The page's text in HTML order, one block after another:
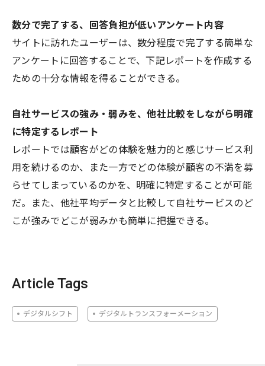
数分で完了する、回答負担が低いアンケート内容
サイトに訪れたユーザーは、数分程度で完了する簡単な
アンケートに回答することで、下記レポートを作成する
ための十分な情報を得ることができる。
自社サービスの強み・弱みを、他社比較をしながら明確
に特定するレポート
レポートでは顧客がどの体験を魅力的と感じサービス利
用を続けるのか、また一方でどの体験が顧客の不満を募
らせてしまっているのかを、明確に特定することが可能
だ。また、他社平均データと比較して自社サービスのど
こが強みでどこが弱みかも簡単に把握できる。
Article Tags
デジタルシフト デジタルトランスフォーメーション